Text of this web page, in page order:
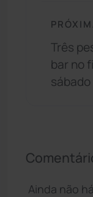
Três
bar no
Ainda não